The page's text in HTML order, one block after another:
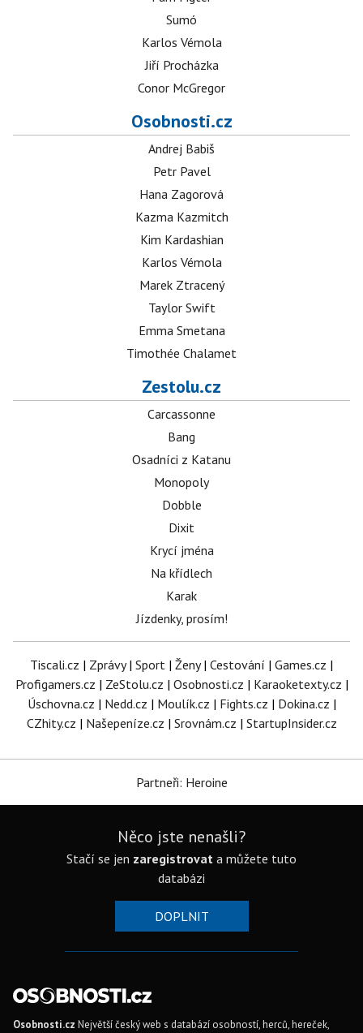
Sumó
Karlos Vémola
Jiří Procházka
Conor McGregor
Osobnosti.cz
Andrej Babiš
Petr Pavel
Hana Zagorová
Kazma Kazmitch
Kim Kardashian
Karlos Vémola
Marek Ztracený
Taylor Swift
Emma Smetana
Timothée Chalamet
Zestolu.cz
Carcassonne
Bang
Osadníci z Katanu
Monopoly
Dobble
Dixit
Krycí jména
Na křídlech
Karak
Jízdenky, prosím!
Tiscali.cz | Zprávy| Sport | Ženy| Cestování | Games.cz |
Profigamers.cz | ZeStolu.cz | Osobnosti.cz | Karaoketexty.cz |
Úschovna.cz | Nedd.cz | Moulík.cz | Fights.cz | Dokina.cz |
CZhity.cz | Našepeníze.cz | Srovnám.cz | StartupInsider.cz
Partneři: Heroine
Něco jste nenašli?
Stačí se jen zaregistrovat a můžete tuto
databázi
DOPLNIT
Osobnosti.cz Největší český web s databází osobností, herců, hereček,